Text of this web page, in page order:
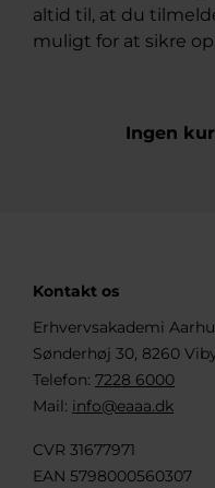
altid til, at du
muligt for at sikre
Ingen
Kontakt os
Erhvervsakademi
Sønderhøj 30, 8260
Telefon: 7228 6000
Mail: info@eaaa.dk
CVR 31677971
EAN 5798000560307